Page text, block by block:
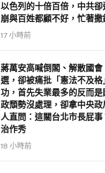
以色列的十倍百倍，中共
崩與百姓都顧不好，忙著撒
17 小時前
蔣萬安高喊倒閣、解散國
選，卻被痛批「憲法不及
功，首先失業最多的反而
政頹勢沒處理，卻拿中央
人直問：這關台北市長屁
治作秀
18 小時前